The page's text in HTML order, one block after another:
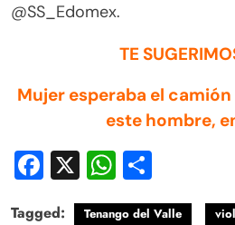
@SS_Edomex.
TE
Mujer esperaba el
este hombre,
Facebook
X
Tagged: Tenango del Valle